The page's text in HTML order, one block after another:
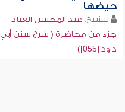
حيضها
للشيخ: عبد المحسن العباد
جزء من محاضرة ( شرح سنن أبي
داود [055])